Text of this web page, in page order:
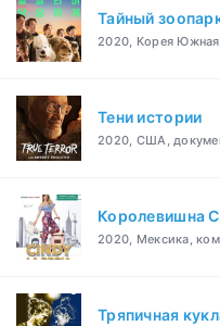
Тайный
2020, Корея
Тени истории
2020, США,
Королевишна
2020, Мексика,
Тряпичная